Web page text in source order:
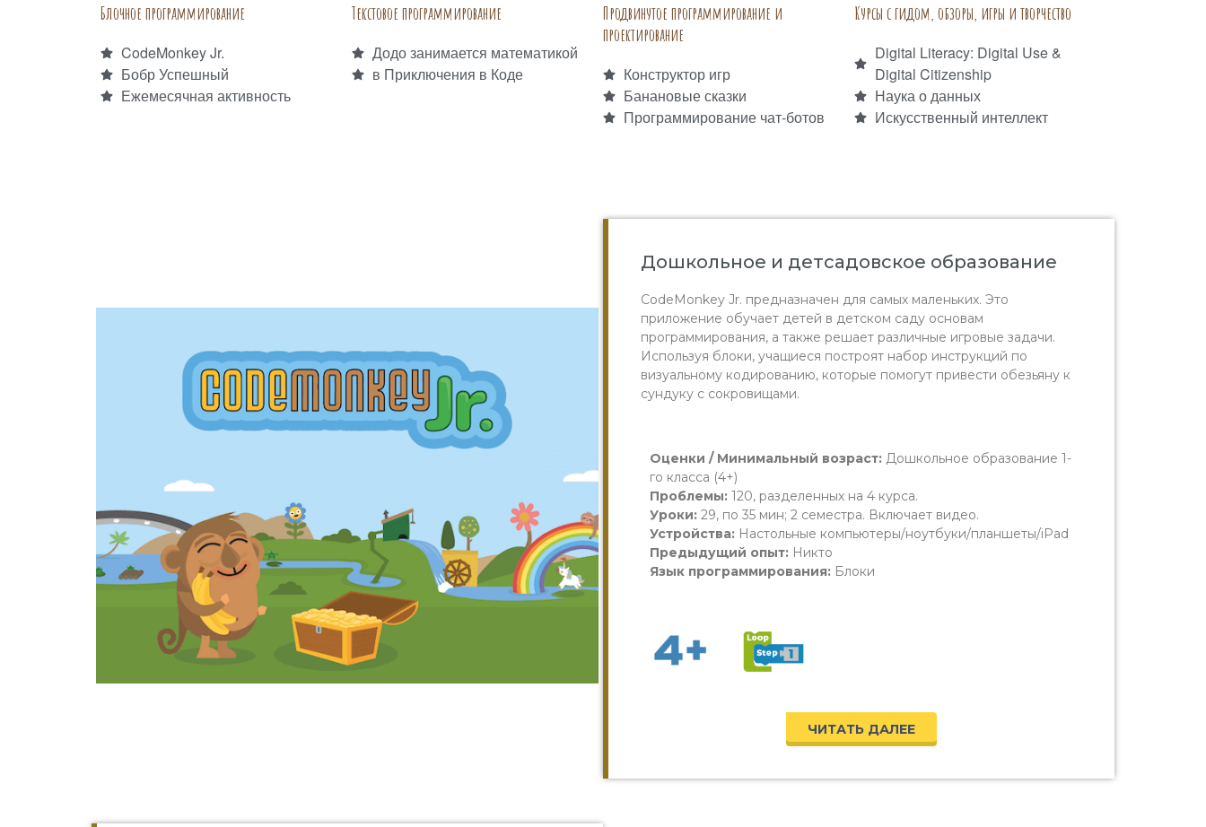
Блочное программирование
CodeMonkey Jr.
Бобр Успешный
Ежемесячная активность
Текстовое программирование
Додо занимается математикой
в Приключения в Коде
Продвинутое программирование и
проектирование
Конструктор игр
Банановые сказки
Программирование чат-ботов
Курсы с гидом, обзоры, игры и творчество
Digital Literacy: Digital Use &
Digital Citizenship
Наука о данных
Искусственный интеллект
Дошкольное и детсадовское образование
CodeMonkey Jr. предназначен для самых маленьких. Это
приложение обучает детей в детском саду основам
программирования, а также решает различные игровые задачи.
Используя блоки, учащиеся построят набор инструкций по
визуальному кодированию, которые помогут привести обезьяну к
сундуку с сокровищами.
Оценки / Минимальный возраст: Дошкольное образование 1-
го класса (4+)
Проблемы: 120, разделенных на 4 курса.
Уроки: 29, по 35 мин; 2 семестра. Включает видео.
Устройства: Настольные компьютеры/ноутбуки/планшеты/iPad
Предыдущий опыт: Никто
Язык программирования: Блоки
ЧИТАТЬ ДАЛЕЕ